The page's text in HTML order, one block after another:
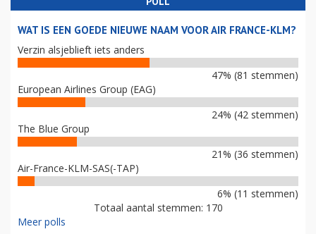
WAT IS EEN GOEDE NIEUWE NAAM VOOR AIR FRANCE-KLM?
Verzin alsjeblieft iets anders
47% (81 stemmen)
European Airlines Group (EAG)
24% (42 stemmen)
The Blue Group
21% (36 stemmen)
Air-France-KLM-SAS(-TAP)
6% (11 stemmen)
Totaal aantal stemmen: 170
Meer polls